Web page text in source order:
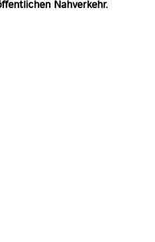
Nahverkehr.